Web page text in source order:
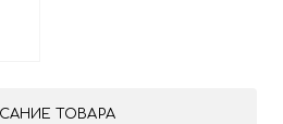
ТОВАРА